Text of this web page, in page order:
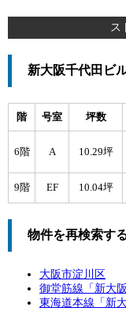
ス
新大阪千代田ビ
階 号室 坪数
6階 A 10.29坪
9階 EF 10.04坪
物件を再検索す
大阪市淀川区
御堂筋線「 新大阪
東海道本線「 新